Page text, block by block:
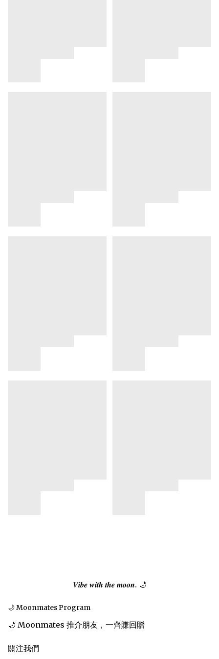
𝑽𝒊𝒃𝒆 𝒘𝒊𝒕𝒉 𝒕𝒉𝒆 𝒎𝒐𝒐𝒏. 🌙
🌙 Moonmates Program
🌙 Moonmates 推介朋友，一齊賺回贈
關注我們